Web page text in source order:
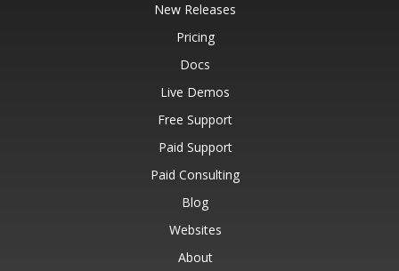
New Releases
Pricing
Docs
Live Demos
Free Support
Paid Support
Paid Consulting
Blog
Websites
About